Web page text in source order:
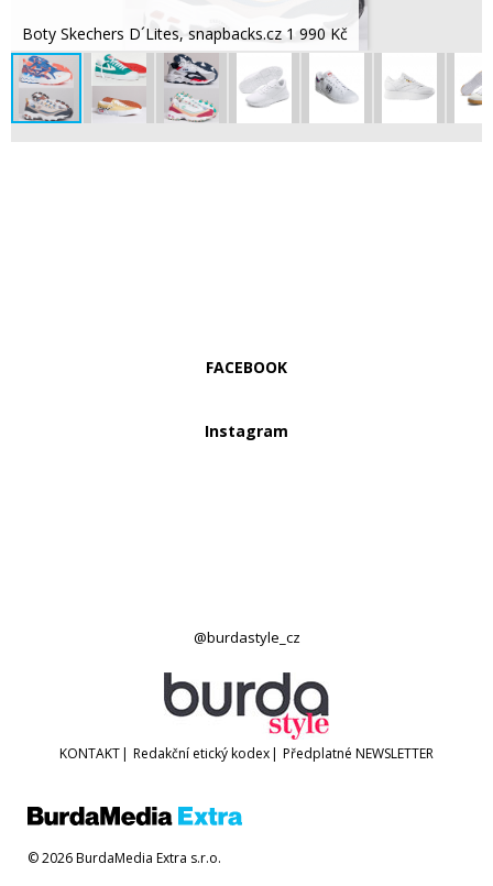
Boty Skechers D´Lites, snapbacks.cz 1 990 Kč
FACEBOOK
Instagram
@burdastyle_cz
KONTAKT| Redakční etický kodex| Předplatné NEWSLETTER
© 2026 BurdaMedia Extra s.r.o.